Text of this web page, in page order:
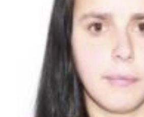
Adaugă aici
subtitluAdaugă
textul pentru
subtitluAdaugă
textul pentru
subtitluAdaugă
textul pentru